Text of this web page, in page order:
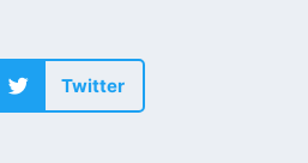
Twitter